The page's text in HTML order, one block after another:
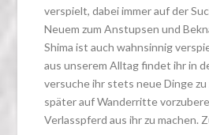
verspielt, dabei immer auf der
Neuem zum Anstupsen und
Shima ist auch wahnsinnig
aus unserem Alltag findet ihr in
versuche ihr stets neue Dinge zu
später auf Wanderritte
Verlasspferd aus ihr zu machen.